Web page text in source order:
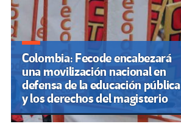
Colombia: Fecode encabezará
una movilización nacional en
defensa de la educación pública
y los derechos del magisterio